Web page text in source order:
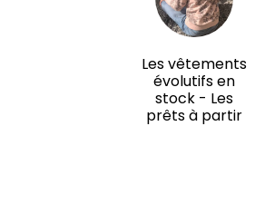
Les vêtements
évolutifs en
stock - Les
prêts à partir